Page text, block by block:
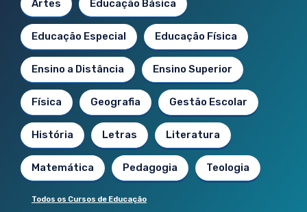
Artes Educação Básica
Educação Especial Educação Física
Ensino a Distância Ensino Superior
Física Geografia Gestão Escolar
História Letras Literatura
Matemática Pedagogia Teologia
Todos os Cursos de Educação